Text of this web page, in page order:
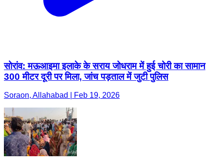
सोरांव: मऊआइमा इलाके के सराय जोधराम में हुई चोरी का सामान
300 मीटर दूरी पर मिला, जांच पड़ताल में जुटी पुलिस
Soraon, Allahabad | Feb 19, 2026